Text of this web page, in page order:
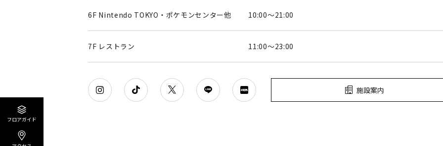
フロアガイド
6F Nintendo TOKYO・ポケモンセンター他 10:00～21:00
7F レストラン 11:00～23:00
施設案内